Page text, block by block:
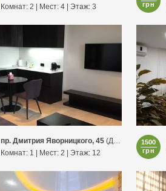
Комнат: 2 | Мест: 4 | Этаж: 3
грн
пр. Дмитрия Яворницкого, 45 (Днепр)
Комнат: 1 | Мест: 2 | Этаж: 12
1500
грн